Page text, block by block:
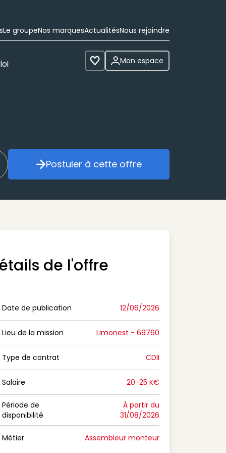
Le groupeNos marquesActualitésNous rejoindre
Voir les favoris
Mon espace
mon alerte Postuler à cette offre
Postuler à cette offre
de l'offre
Date de publication
Date de publication 12/06/2026
Lieu de la mission
Lieu de la mission Limonest - 69760
Type de contrat
Type de contrat CDII
Salaire
Salaire 20-25 K€
Période de disponibilité
Période de
disponibilité
À partir du
31/08/2026
Métier Assembleur monteur